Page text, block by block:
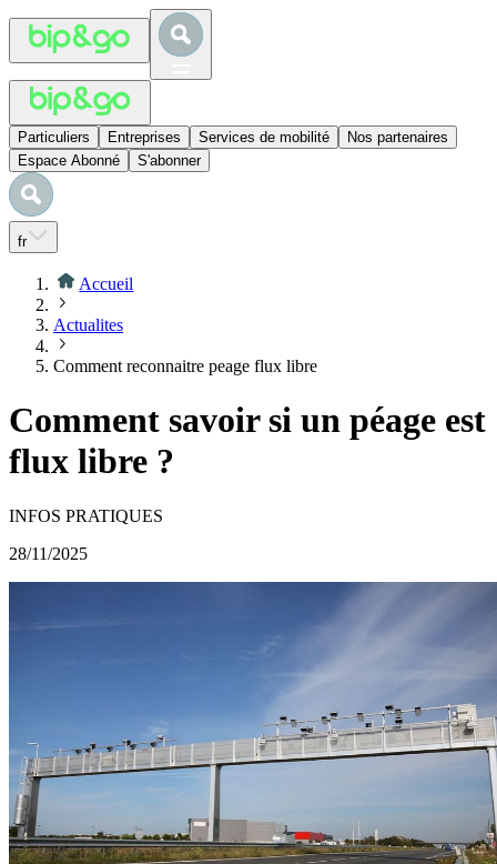
Particuliers Entreprises Services de mobilité
Nos partenaires
Espace Abonné
S'abonner
fr
Accueil
Actualites
Comment reconnaitre peage flux libre
Comment savoir si un péage est
flux libre ?
INFOS PRATIQUES
28/11/2025